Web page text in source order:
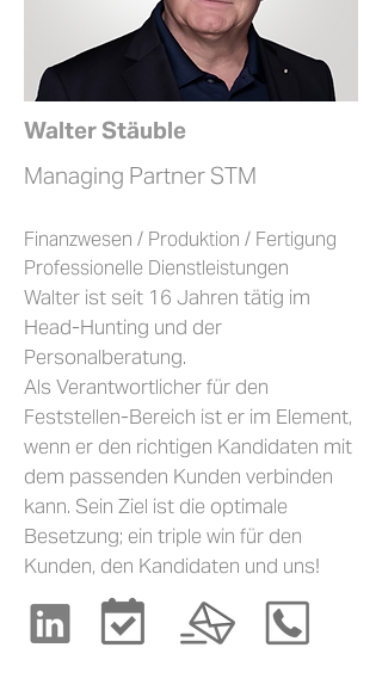
Walter Stäuble
Managing Partner STM
Finanzwesen / Produktion / Fertigung
Professionelle Dienstleistungen
Walter ist seit 16 Jahren tätig im
Head-Hunting und der
Personalberatung.
Als Verantwortlicher für den
Feststellen-Bereich ist er im Element,
wenn er den richtigen Kandidaten mit
dem passenden Kunden verbinden
kann. Sein Ziel ist die optimale
Besetzung; ein triple win für den
Kunden, den Kandidaten und uns!